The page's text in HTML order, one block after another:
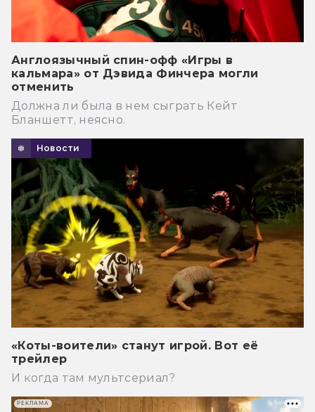
Англоязычный спин-офф «Игры в
кальмара» от Дэвида Финчера могли
отменить
Должна ли была в нем сыграть Кейт
Бланшетт, неясно.
Новости
«Коты-воители» станут игрой. Вот её
трейлер
И когда там мультсериал?
РЕКЛАМА